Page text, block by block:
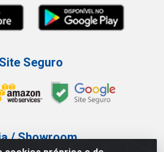
Site Seguro
/ Showroom